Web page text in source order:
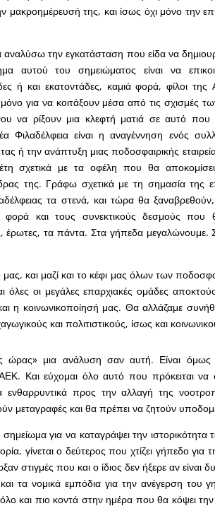
μακροημέρευσή της, και ίσως όχι μόνο την
αναλύσω την εγκατάσταση που είδα να
αυτού του σημειώματος είναι να
ή και εκατοντάδες, καμιά φορά, φίλοι
για να κοιτάξουν μέσα από τις σχισμές
να ρίξουν μια κλεφτή ματιά σε αυτό που
Φιλαδέλφεια είναι η αναγέννηση ενός
ή την ανάπτυξη μιας ποδοσφαιρικής
σχετικά με τα οφέλη που θα
της. Γράφω σχετικά με τη σημασία της
τα στενά, και τώρα θα
φορά και τους συνεκτικούς δεσμούς
έρωτες, τα πάντα. Στα γήπεδα
και μαζί και το κέφι μας όλων των
όλες οι μεγάλες επαρχιακές ομάδες
η κοινωνικοποίησή μας. Θα αλλάζαμε
και πολιτιστικούς, ίσως και
ώρας» μια ανάλυση σαν αυτή. Είναι
Και εύχομαι όλο αυτό που πρόκειται
ενθαρρυντικά προς την αλλαγή της
μεταγραφές και θα πρέπει να ζητούν
σημείωμα για να καταγράψει την
γίνεται ο δεύτερος που χτίζει γήπεδο
στιγμές που και ο ίδιος δεν ήξερε αν είναι
και τα νομικά εμπόδια για την ανέγερση του
όλο και πιο κοντά στην ημέρα που θα κόψει